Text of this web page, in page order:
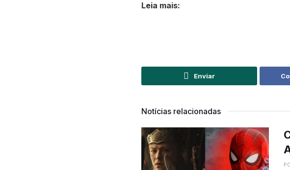
Leia mais:
Enviar
Notícias relacionadas